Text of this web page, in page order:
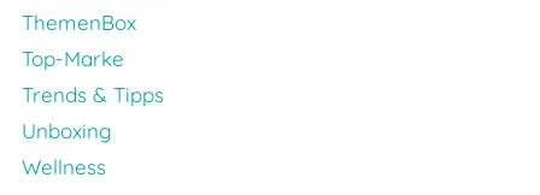
ThemenBox
Top-Marke
Trends & Tipps
Unboxing
Wellness